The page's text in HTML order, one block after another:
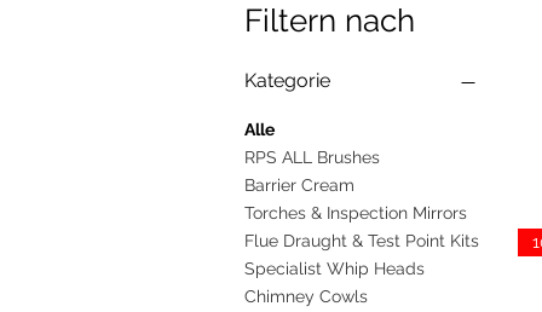
Filtern nach
Kategorie
Alle
RPS ALL Brushes
Barrier Cream
Torches & Inspection Mirrors
Flue Draught & Test Point Kits
Specialist Whip Heads
Chimney Cowls